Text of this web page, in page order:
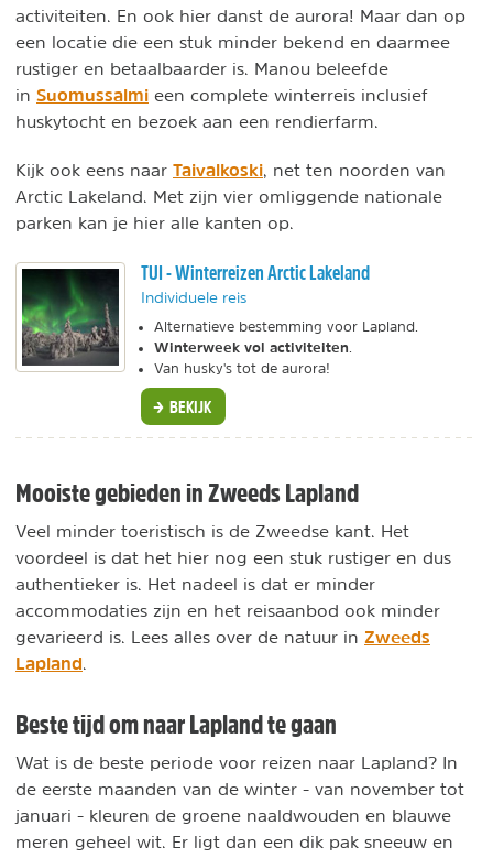
activiteiten. En ook hier danst de aurora! Maar dan op
een locatie die een stuk minder bekend en daarmee
rustiger en betaalbaarder is. Manou beleefde
in Suomussalmi een complete winterreis inclusief
huskytocht en bezoek aan een rendierfarm.
Kijk ook eens naar Taivalkoski , net ten noorden van
Arctic Lakeland. Met zijn vier omliggende nationale
parken kan je hier alle kanten op.
TUI - Winterreizen Arctic Lakeland
Individuele reis
Alternatieve bestemming voor Lapland.
Winterweek vol activiteiten
Van husky's tot de aurora!
BEKIJK
Mooiste gebieden in Zweeds Lapland
Veel minder toeristisch is de Zweedse kant. Het
voordeel is dat het hier nog een stuk rustiger en dus
authentieker is. Het nadeel is dat er minder
accommodaties zijn en het reisaanbod ook minder
gevarieerd is. Lees alles over de natuur in Zweeds
Lapland.
Beste tijd om naar Lapland te gaan
Wat is de beste periode voor reizen naar Lapland? In
de eerste maanden van de winter - van november tot
januari - kleuren de groene naaldwouden en blauwe
meren geheel wit. Er ligt dan een dik pak sneeuw en